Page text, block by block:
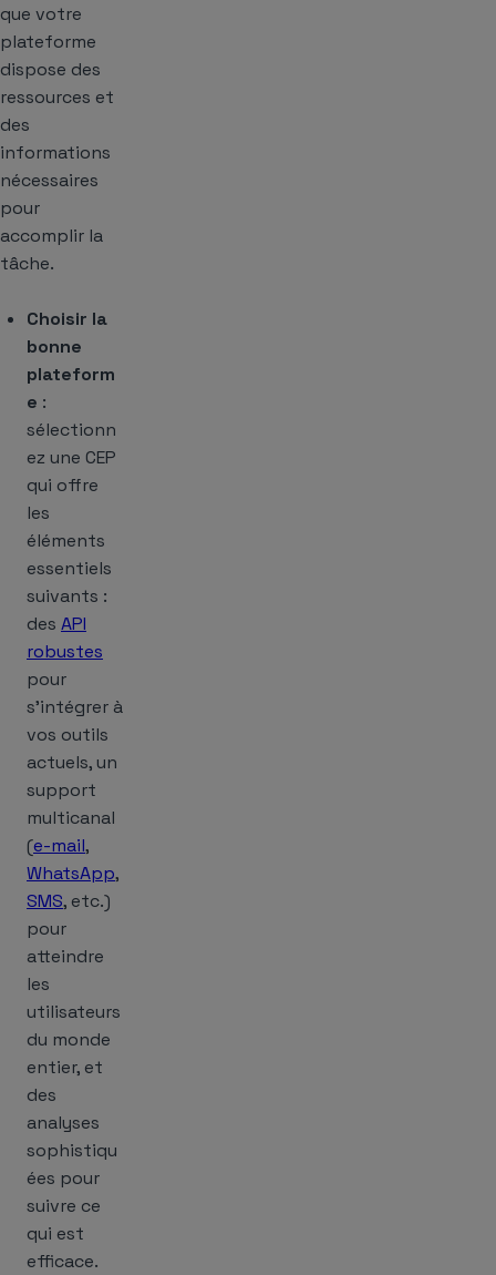
que votre
plateforme
dispose des
ressources et
des
informations
nécessaires
pour
accomplir la
tâche.
Choisir la
bonne
plateform
e :
sélectionn
ez une CEP
qui offre
les
éléments
essentiels
suivants :
des API
robustes
pour
s’intégrer à
vos outils
actuels, un
support
multicanal
(e-mail,
WhatsApp,
SMS, etc.)
pour
atteindre
les
utilisateurs
du monde
entier, et
des
analyses
sophistiqu
ées pour
suivre ce
qui est
efficace.